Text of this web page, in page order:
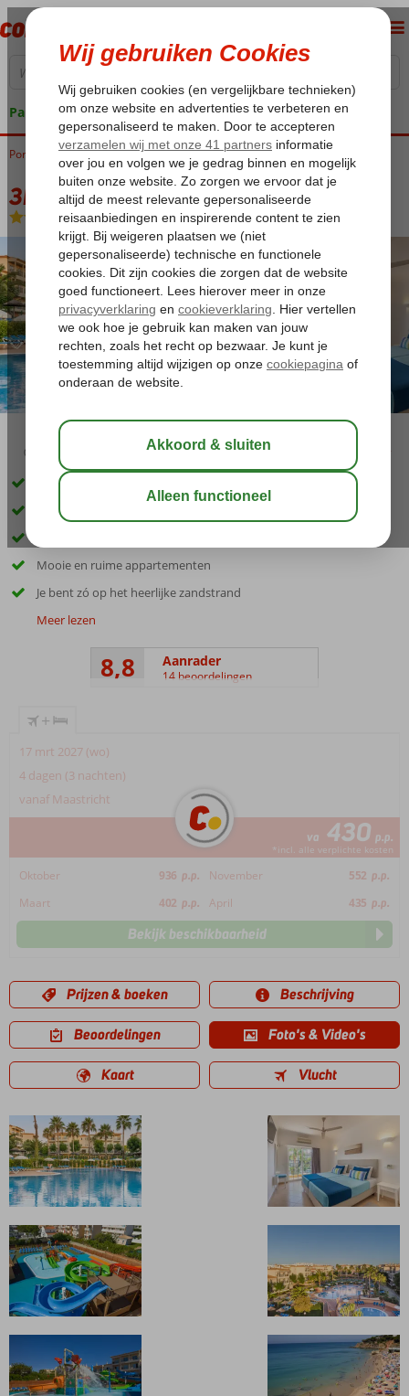
Pakketgarantie
Home
Portugal Algarve Olhos d'Agua 3HB Clube Humbria
3HB Clube Humbria
All Inclusive- Appartement
02:45
Ideaal voor gezinnen
Super vet aqua park!
Mooie en ruime appartementen
Je bent zó op het heerlijke zandstrand
Meer lezen
8,8 Aanrader
14 beoordelingen
+
17 mrt 2027 (wo)
4 dagen (3 nachten)
vanaf Maastricht
va 430 p.p.
*incl. alle verplichte kosten
Oktober 936 p.p. November 552 p.p.
Maart
402 p.p. April 435 p.p.
Bekijk beschikbaarheid
Prijzen & boeken Beschrijving
Beoordelingen Foto's & Video's
Kaart Vlucht